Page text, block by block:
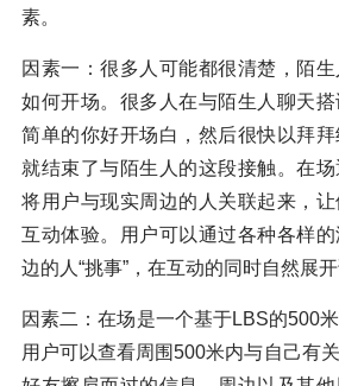
素。
因素一：很多人可能都很清楚，陌
如何开场。很多人在与陌生人聊天
简单的你好开场白，然后很快以拜
就结束了与陌生人的这段接触。在
将用户与现实周边的人关联起来，
互动体验。用户可以通过各种各样
边的人“挑事”，在互动的同时自然展开
因素二：在场是一个基于LBS的500
用户可以查看周围500米内与自己有